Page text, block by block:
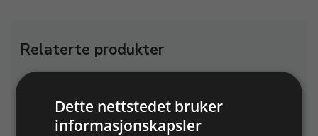
Relaterte produkter
Dette nettstedet bruker
informasjonskapsler